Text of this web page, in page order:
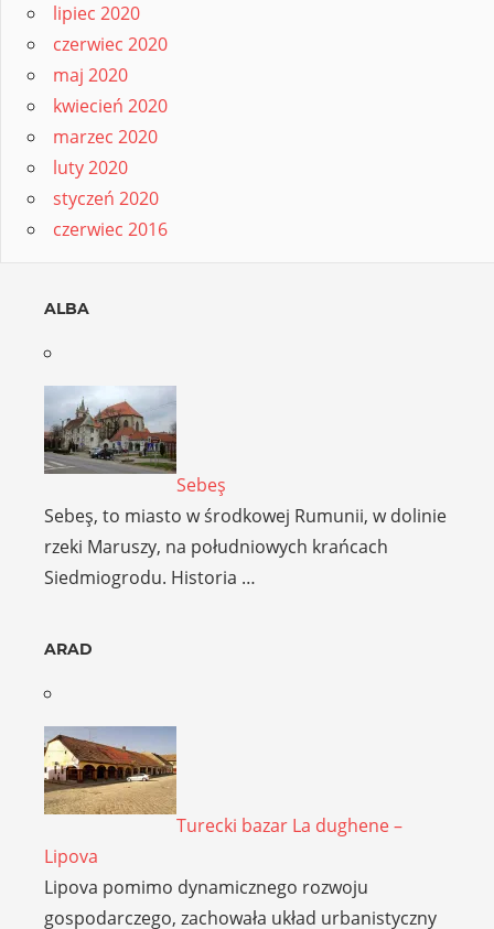
lipiec 2020
czerwiec 2020
maj 2020
kwiecień 2020
marzec 2020
luty 2020
styczeń 2020
czerwiec 2016
ALBA
Sebeş
Sebeş, to miasto w środkowej Rumunii, w dolinie
rzeki Maruszy, na południowych krańcach
Siedmiogrodu. Historia …
ARAD
Turecki bazar La dughene –
Lipova
Lipova pomimo dynamicznego rozwoju
gospodarczego, zachowała układ urbanistyczny